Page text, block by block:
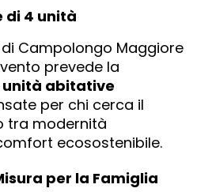
di 4 unità
Campolongo Maggiore
prevede la
unità abitative
per chi cerca il
tra modernità
ecosostenibile.
per la Famiglia